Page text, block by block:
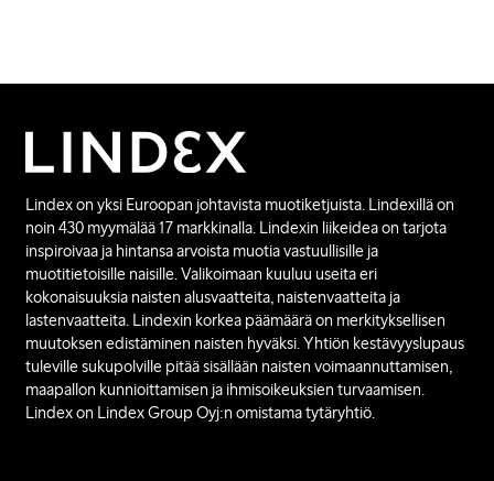
Lindex on yksi Euroopan johtavista muotiketjuista. Lindexillä on
noin 430 myymälää 17 markkinalla. Lindexin liikeidea on tarjota
inspiroivaa ja hintansa arvoista muotia vastuullisille ja
muotitietoisille naisille. Valikoimaan kuuluu useita eri
kokonaisuuksia naisten alusvaatteita, naistenvaatteita ja
lastenvaatteita. Lindexin korkea päämäärä on merkityksellisen
muutoksen edistäminen naisten hyväksi. Yhtiön kestävyyslupaus
tuleville sukupolville pitää sisällään naisten voimaannuttamisen,
maapallon kunnioittamisen ja ihmisoikeuksien turvaamisen.
Lindex on Lindex Group Oyj:n omistama tytäryhtiö.